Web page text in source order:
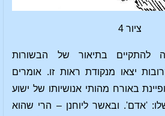
ציור 4
להתקיים בתיאור של הבשורות
יצאו מנקודת ראות זו. אומרים
באורח מהותי אנושיותו של ישוע
'אדם'. ובאשר ליוחנן – הרי שהוא